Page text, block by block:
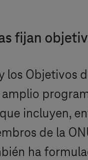
fijan
los Objetivos
incluyen,
de la
ha